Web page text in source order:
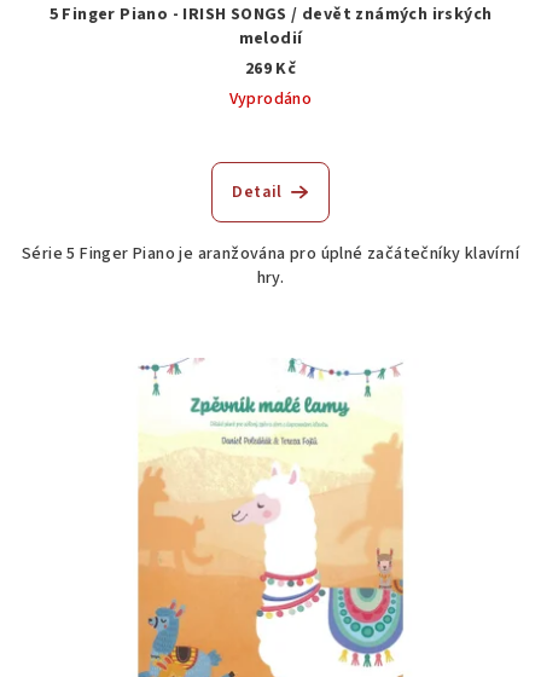
5 Finger Piano - IRISH SONGS / devět známých irských
melodií
269 Kč
Vyprodáno
hodnocení
produktu
z
5
Detail
Série 5 Finger Piano je aranžována pro úplné začátečníky klavírní
hry.